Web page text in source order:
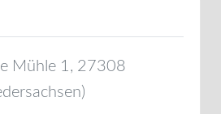
Mühle 1 , 27308
)